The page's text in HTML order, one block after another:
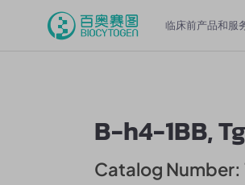
临床前产品和服
B-h4-1BB,
Catalog Number: